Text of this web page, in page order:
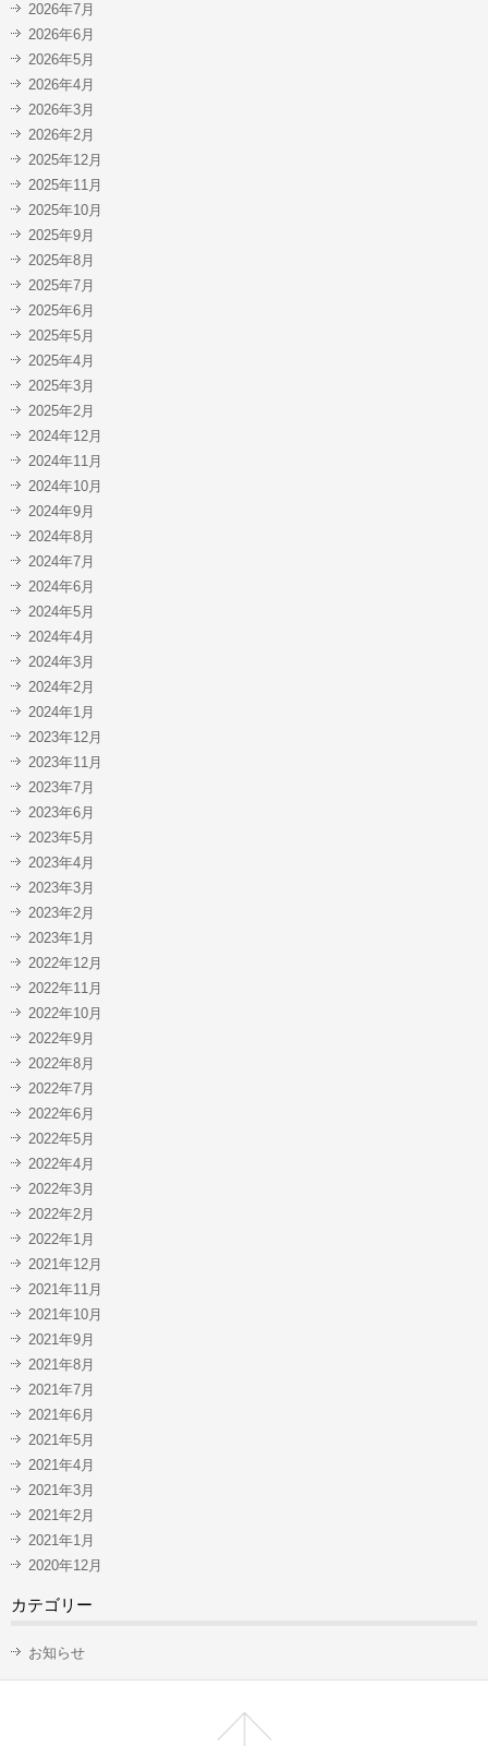
2026年7月
2026年6月
2026年5月
2026年4月
2026年3月
2026年2月
2025年12月
2025年11月
2025年10月
2025年9月
2025年8月
2025年7月
2025年6月
2025年5月
2025年4月
2025年3月
2025年2月
2024年12月
2024年11月
2024年10月
2024年9月
2024年8月
2024年7月
2024年6月
2024年5月
2024年4月
2024年3月
2024年2月
2024年1月
2023年12月
2023年11月
2023年7月
2023年6月
2023年5月
2023年4月
2023年3月
2023年2月
2023年1月
2022年12月
2022年11月
2022年10月
2022年9月
2022年8月
2022年7月
2022年6月
2022年5月
2022年4月
2022年3月
2022年2月
2022年1月
2021年12月
2021年11月
2021年10月
2021年9月
2021年8月
2021年7月
2021年6月
2021年5月
2021年4月
2021年3月
2021年2月
2021年1月
2020年12月
カテゴリー
お知らせ